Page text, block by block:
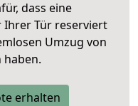
dass eine
Tür reserviert
Umzug von
haben.
erhalten